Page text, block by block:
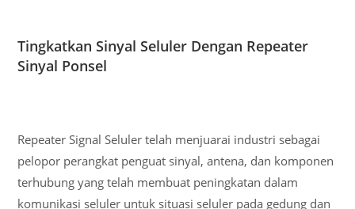
Tingkatkan Sinyal Seluler Dengan Repeater
Sinyal Ponsel
Repeater Signal Seluler telah menjuarai industri sebagai
pelopor perangkat penguat sinyal, antena, dan komponen
terhubung yang telah membuat peningkatan dalam
komunikasi seluler untuk situasi seluler pada gedung dan